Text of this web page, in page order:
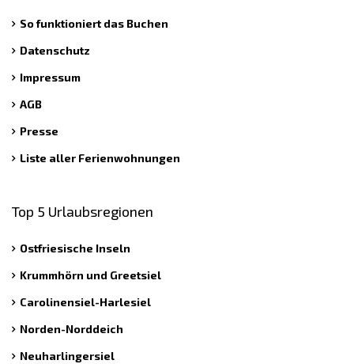
So funktioniert das Buchen
Datenschutz
Impressum
AGB
Presse
Liste aller Ferienwohnungen
Top 5 Urlaubsregionen
Ostfriesische Inseln
Krummhörn und Greetsiel
Carolinensiel-Harlesiel
Norden-Norddeich
Neuharlingersiel